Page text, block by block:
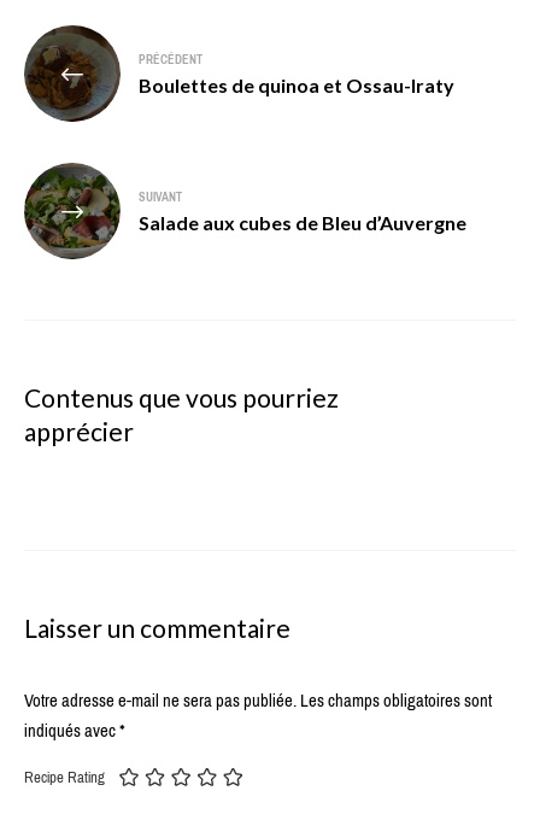
Navigation
de
l’article
PRÉCÉDENT
Boulettes de quinoa et Ossau-Iraty
SUIVANT
Salade aux cubes de Bleu d’Auvergne
Contenus que vous pourriez
apprécier
Laisser un commentaire
Votre adresse e-mail ne sera pas publiée.Les champs obligatoires sont
indiqués avec*
Recipe Rating